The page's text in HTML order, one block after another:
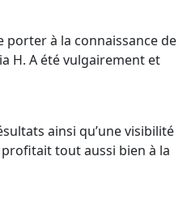
à la connaissance de
H. A été vulgairement et
ainsi qu’une visibilité
tout aussi bien à la